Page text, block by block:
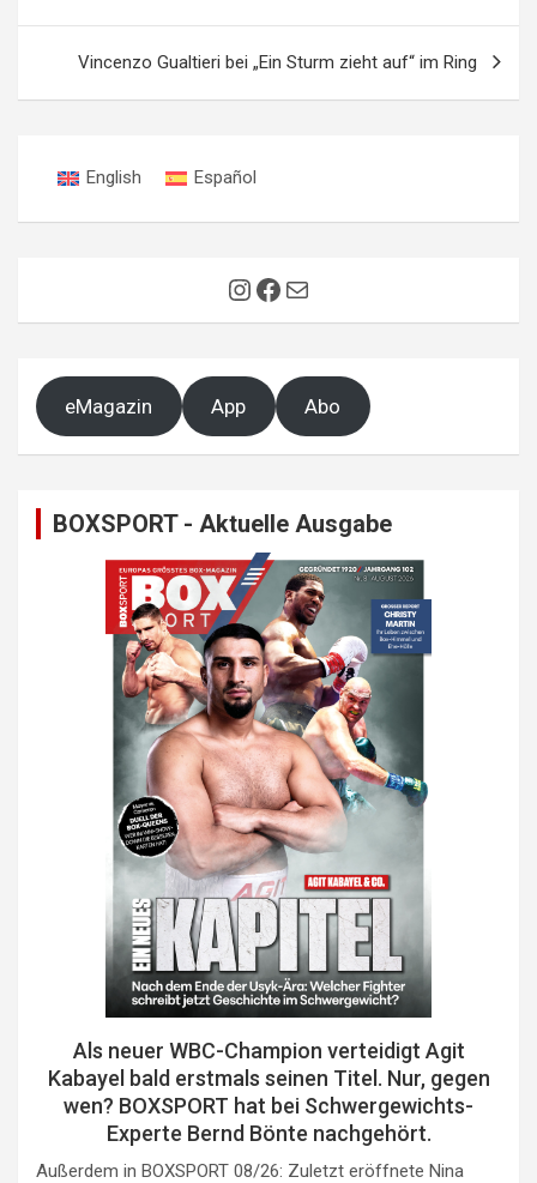
Vincenzo Gualtieri bei „Ein Sturm zieht auf“ im Ring
English Español
Instagram
Facebook
E-Mail
eMagazin App Abo
BOXSPORT - Aktuelle Ausgabe
Als neuer WBC-Champion verteidigt Agit
Kabayel bald erstmals seinen Titel. Nur, gegen
wen? BOXSPORT hat bei Schwergewichts-
Experte Bernd Bönte nachgehört.
Außerdem in BOXSPORT 08/26: Zuletzt eröffnete Nina